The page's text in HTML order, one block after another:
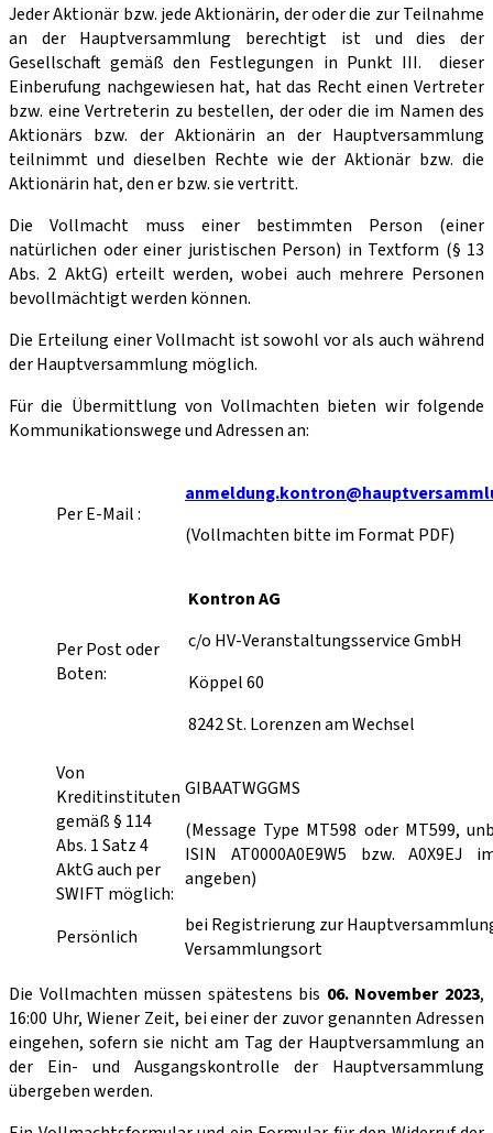
Jeder Aktionär bzw. jede Aktionärin, der oder die zur Teilnahme
an der Hauptversammlung berechtigt ist und dies der
Gesellschaft gemäß den Festlegungen in Punkt III. dieser
Einberufung nachgewiesen hat, hat das Recht einen Vertreter
bzw. eine Vertreterin zu bestellen, der oder die im Namen des
Aktionärs bzw. der Aktionärin an der Hauptver­sammlung
teilnimmt und dieselben Rechte wie der Aktionär bzw. die
Aktionärin hat, den er bzw. sie vertritt.
Die Vollmacht muss einer bestimmten Person (einer
natürlichen oder einer juristischen Person) in Textform (§ 13
Abs. 2 AktG) erteilt werden, wobei auch mehrere Personen
bevollmächtigt wer­den können.
Die Erteilung einer Vollmacht ist sowohl vor als auch während
der Hauptversammlung möglich.
Für die Übermittlung von Vollmachten bieten wir folgende
Kommunikationswege und Adressen an:
Per E-Mail :
(Vollmachten bitte im Format PDF)
Per Post oder
Boten:
Kontron AG
c/o HV-Veranstaltungsservice GmbH
Köppel 60
8242 St. Lorenzen am Wechsel
Von
Kreditinstituten
gemäß § 114
Abs. 1 Satz 4
AktG auch per
SWIFT möglich:
GIBAATWGGMS
(Message Type MT598 oder MT599,
ISIN AT0000A0E9W5 bzw. A0X9EJ
angeben)
Persönlich
bei Registrierung zur
Versammlungsort
Die Vollmachten müssen spätestens bis 06. November 2023,
16:00 Uhr, Wiener Zeit, bei einer der zuvor genannten Adressen
eingehen, sofern sie nicht am Tag der Hauptversammlung an
der Ein- und Ausgangskontrolle der Hauptversammlung
übergeben werden.